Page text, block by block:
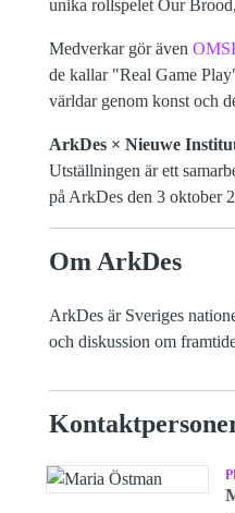
unika rollspelet Our Brood
Medverkar gör även
de kallar "Real Game
världar genom konst och
ArkDes × Nieuwe
Utställningen är ett
på ArkDes den 3 oktober
Om ArkDes
ArkDes är Sveriges
och diskussion om